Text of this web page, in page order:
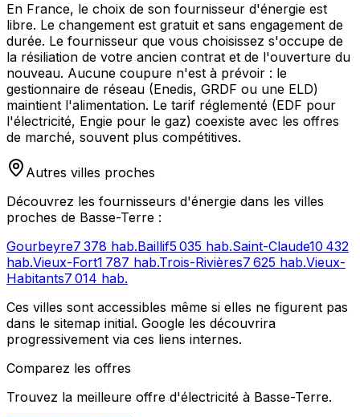
En France, le choix de son fournisseur d'énergie est
libre. Le changement est gratuit et sans engagement de
durée. Le fournisseur que vous choisissez s'occupe de
la résiliation de votre ancien contrat et de l'ouverture du
nouveau. Aucune coupure n'est à prévoir : le
gestionnaire de réseau (Enedis, GRDF ou une ELD)
maintient l'alimentation. Le tarif réglementé (EDF pour
l'électricité, Engie pour le gaz) coexiste avec les offres
de marché, souvent plus compétitives.
Autres villes proches
Découvrez les fournisseurs d'énergie dans les villes
proches de Basse-Terre :
Gourbeyre7 378 hab.Baillif5 035 hab.Saint-Claude10 432
hab.Vieux-Fort1 787 hab.Trois-Rivières7 625 hab.Vieux-
Habitants7 014 hab.
Ces villes sont accessibles même si elles ne figurent pas
dans le sitemap initial. Google les découvrira
progressivement via ces liens internes.
Comparez les offres
Trouvez la meilleure offre d'électricité à Basse-Terre.